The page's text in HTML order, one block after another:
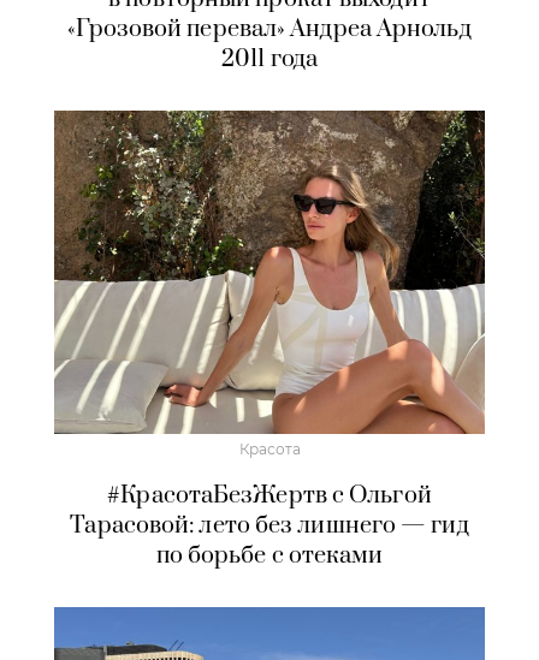
«Грозовой перевал» Андреа Арнольд
2011 года
Красота
#КрасотаБезЖертв с Ольгой
Тарасовой: лето без лишнего — гид
по борьбе с отеками